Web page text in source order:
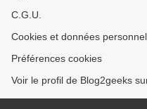
C.G.U.
Cookies et données
Préférences cookies
Voir le profil de Blog2geeks